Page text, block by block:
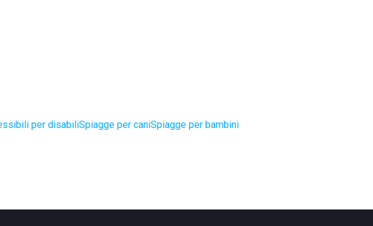
per disabiliSpiagge per caniSpiagge per bambini